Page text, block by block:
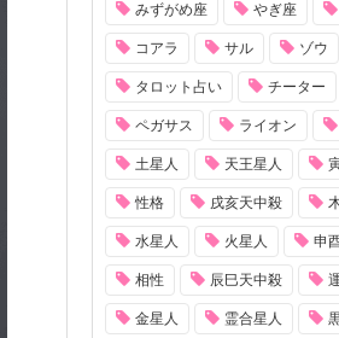
みずがめ座 やぎ座
コアラ サル ゾウ
タロット占い チーター
ペガサス ライオン
土星人 天王星人
性格 戌亥天中殺
水星人 火星人 申
相性 辰巳天中殺
金星人 霊合星人